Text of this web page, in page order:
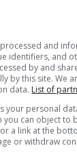
and
identifiers, and
by and
by this site. We
data. List of
your personal
you can object to
a link at the
or withdraw